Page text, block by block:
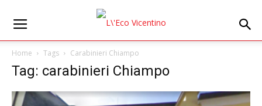
Home Tags Carabinieri Chiampo
Tag: carabinieri Chiampo